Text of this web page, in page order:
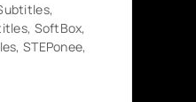
SoftBox,
STEPonee,